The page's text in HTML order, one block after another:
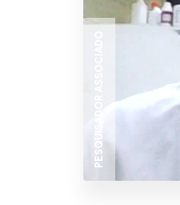
PESQUISADOR ASSOCIADO